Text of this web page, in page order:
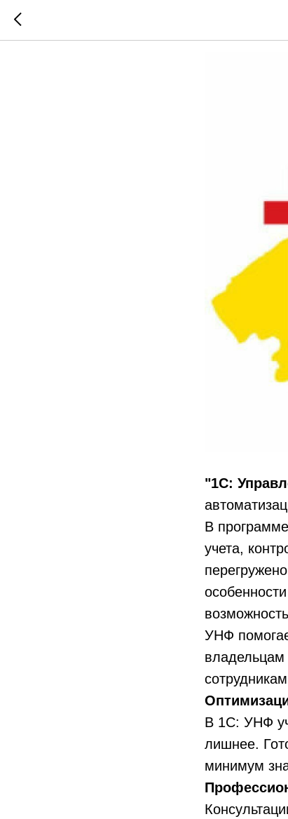
1С:
"1С:
В
учета,
УНФ
владельцам
В 1С: УНФ
лишнее.
минимум